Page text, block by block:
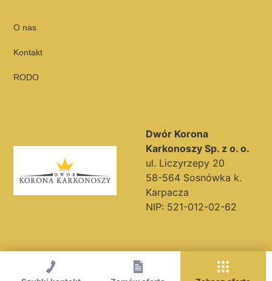
O nas
Kontakt
RODO
Dwór Korona
Karkonoszy Sp. z o. o.
ul. Liczyrzepy 20
58-564 Sosnówka k.
Karpacza
NIP: 521-012-02-62